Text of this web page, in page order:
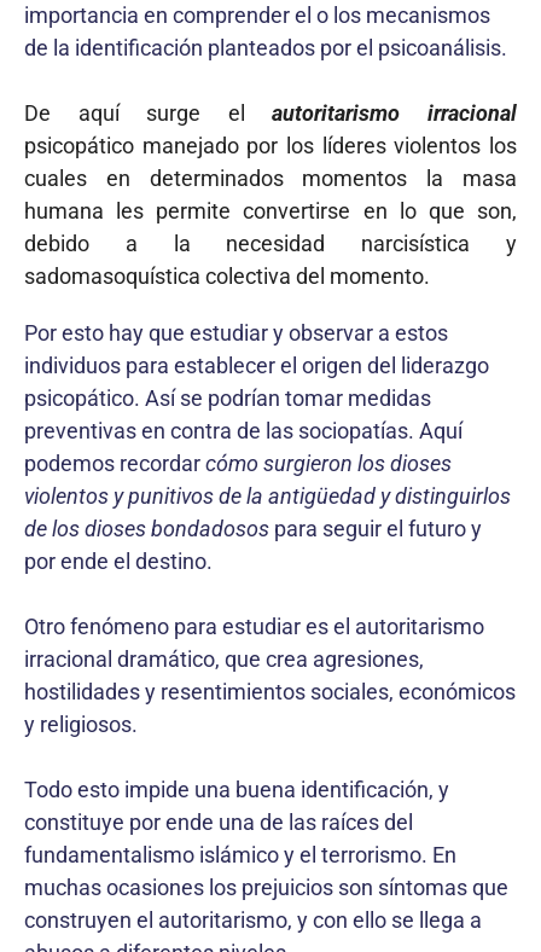
importancia en comprender el o los mecanismos
de la identificación planteados por el psicoanálisis.
De aquí surge elautoritarismo irracional
psicopático manejado por los líderes vio­lentos los
cuales en determinados momentos la masa
humana les permite convertirse en lo que son,
debido a la necesidad narcisística y
sadomasoquística colectiva del momento.
Por esto hay que estudiar y observar a estos
individuos para establecer el origen del lide­razgo
psicopático. Así se podrían tomar medidas
preventivas en contra de las sociopatías. Aquí
podemos recordarcómo surgieron los dioses
violentos y punitivos de la antigüedad y distinguirlos
de los dioses bondadosos para seguir el futuro y
por ende el destino.
Otro fenómeno para estudiar es el autoritarismo
irracional dramático, que crea agre­siones,
hostilidades y resentimientos sociales, económicos
y religiosos.
Todo esto impide una buena identificación, y
constituye por ende una de las raíces del
fundamentalismo islámico y el terrorismo. En
muchas ocasiones los prejuicios son síntomas que
construyen el autoritarismo, y con ello se llega a